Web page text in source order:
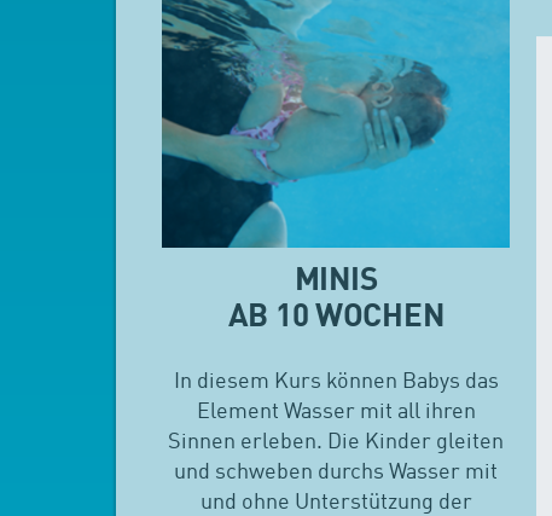
MINIS
AB 10 WOCHEN
In diesem Kurs können Babys das
Element Wasser mit all ihren
Sinnen erleben. Die Kinder gleiten
und schweben durchs Wasser mit
und ohne Unterstützung der